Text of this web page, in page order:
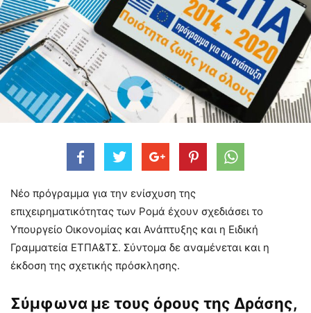
Νέο πρόγραμμα για την ενίσχυση της
επιχειρηματικότητας των Ρομά έχουν σχεδιάσει το
Υπουργείο Οικονομίας και Ανάπτυξης και η Ειδική
Γραμματεία ΕΤΠΑ&ΤΣ. Σύντομα δε αναμένεται και η
έκδοση της σχετικής πρόσκλησης.
Σύμφωνα με τους όρους της Δράσης,